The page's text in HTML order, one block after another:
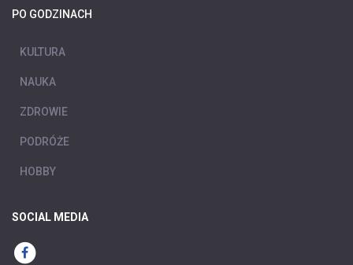
PO GODZINACH
KULTURA
NAUKA
ZDROWIE
PODRÓŻE
HOBBY
SOCIAL MEDIA